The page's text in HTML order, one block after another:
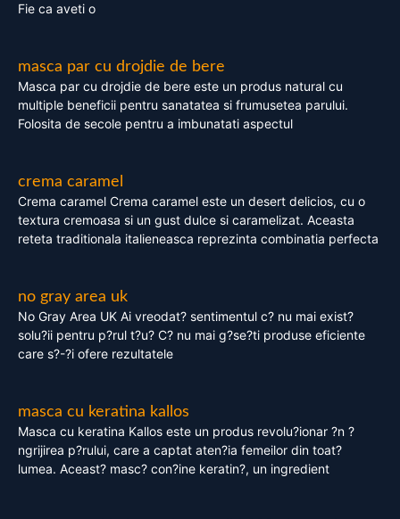
Fie ca aveti o
masca par cu drojdie de bere
Masca par cu drojdie de bere este un produs natural cu
multiple beneficii pentru sanatatea si frumusetea parului.
Folosita de secole pentru a imbunatati aspectul
crema caramel
Crema caramel Crema caramel este un desert delicios, cu o
textura cremoasa si un gust dulce si caramelizat. Aceasta
reteta traditionala italieneasca reprezinta combinatia perfecta
no gray area uk
No Gray Area UK Ai vreodat? sentimentul c? nu mai exist?
solu?ii pentru p?rul t?u? C? nu mai g?se?ti produse eficiente
care s?-?i ofere rezultatele
masca cu keratina kallos
Masca cu keratina Kallos este un produs revolu?ionar ?n ?
ngrijirea p?rului, care a captat aten?ia femeilor din toat?
lumea. Aceast? masc? con?ine keratin?, un ingredient